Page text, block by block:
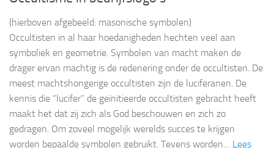
(hierboven afgebeeld: masonische symbolen)
Occultisten in al haar hoedanigheden hechten veel aan
symboliek en geometrie. Symbolen van macht maken de
drager ervan machtig is de redenering onder de occultisten. De
meest machtshongerige occultisten zijn de luciferanen. De
kennis die “lucifer” de geïnitieerde occultisten gebracht heeft
maakt het dat zij zich als God beschouwen en zich zo
gedragen. Om zoveel mogelijk werelds succes te krijgen
worden bepaalde symbolen gebruikt. Tevens worden… Lees